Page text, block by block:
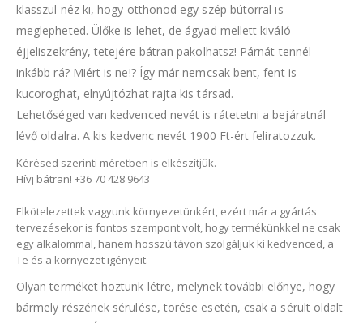
klasszul néz ki, hogy otthonod egy szép bútorral is
meglepheted. Ülőke is lehet, de ágyad mellett kiváló
éjjeliszekrény, tetejére bátran pakolhatsz! Párnát tennél
inkább rá? Miért is ne!? Így már nemcsak bent, fent is
kucoroghat, elnyújtózhat rajta kis társad.
Lehetőséged van kedvenced nevét is rátetetni a bejáratnál
lévő oldalra. A kis kedvenc nevét 1900 Ft-ért feliratozzuk.
Kérésed szerinti méretben is elkészítjük.
Hívj bátran! +36 70 428 9643
Elkötelezettek vagyunk környezetünkért, ezért már a gyártás
tervezésekor is fontos szempont volt, hogy termékünkkel ne csak
egy alkalommal, hanem hosszú távon szolgáljuk ki kedvenced, a
Te és a környezet igényeit.
Olyan terméket hoztunk létre, melynek további előnye, hogy
bármely részének sérülése, törése esetén, csak a sérült oldalt